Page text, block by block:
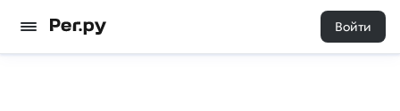
Войти
15 0